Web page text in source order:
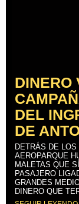
DINERO
DEL
DE
DETRÁS DE
AEROPARQUE
MALETAS QUE
PASAJERO
GRANDES
DINERO QUE